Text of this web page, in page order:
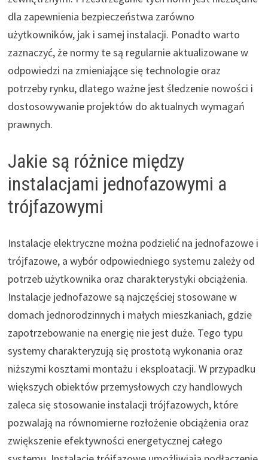
dla zapewnienia bezpieczeństwa zarówno
użytkowników, jak i samej instalacji. Ponadto warto
zaznaczyć, że normy te są regularnie aktualizowane w
odpowiedzi na zmieniające się technologie oraz
potrzeby rynku, dlatego ważne jest śledzenie nowości i
dostosowywanie projektów do aktualnych wymagań
prawnych.
Jakie są różnice między
instalacjami jednofazowymi a
trójfazowymi
Instalacje elektryczne można podzielić na jednofazowe i
trójfazowe, a wybór odpowiedniego systemu zależy od
potrzeb użytkownika oraz charakterystyki obciążenia.
Instalacje jednofazowe są najczęściej stosowane w
domach jednorodzinnych i małych mieszkaniach, gdzie
zapotrzebowanie na energię nie jest duże. Tego typu
systemy charakteryzują się prostotą wykonania oraz
niższymi kosztami montażu i eksploatacji. W przypadku
większych obiektów przemysłowych czy handlowych
zaleca się stosowanie instalacji trójfazowych, które
pozwalają na równomierne rozłożenie obciążenia oraz
zwiększenie efektywności energetycznej całego